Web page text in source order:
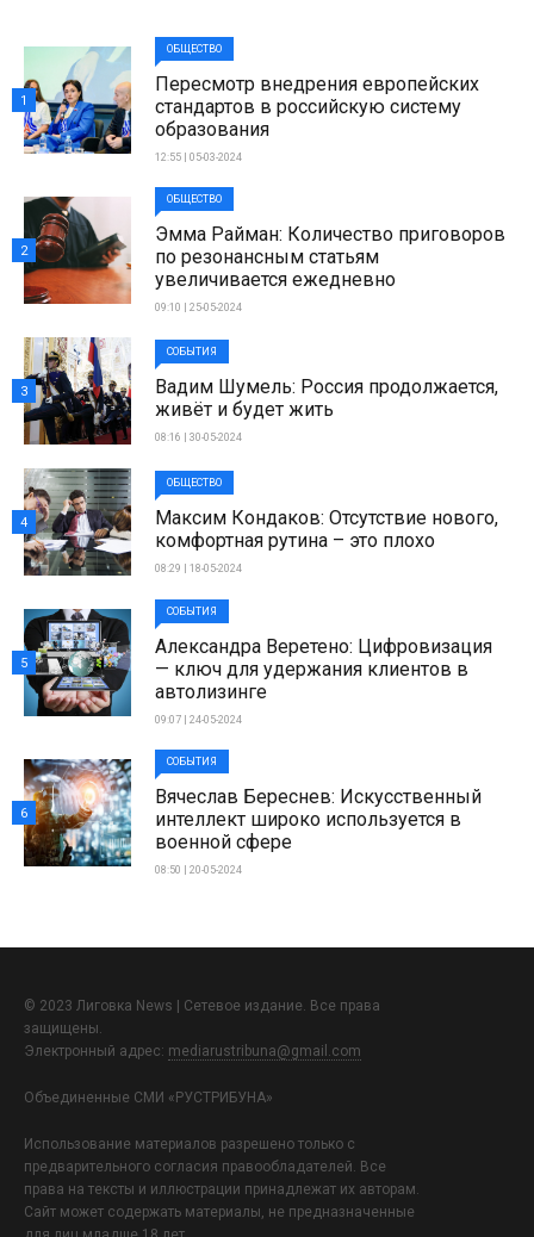
ОБЩЕСТВО
Пересмотр внедрения европейских
стандартов в российскую систему
образования
12:55 | 05-03-2024
1
ОБЩЕСТВО
Эмма Райман: Количество приговоров
по резонансным статьям
увеличивается ежедневно
09:10 | 25-05-2024
2
СОБЫТИЯ
Вадим Шумель: Россия продолжается,
живёт и будет жить
08:16 | 30-05-2024
3
ОБЩЕСТВО
Максим Кондаков: Отсутствие нового,
комфортная рутина – это плохо
08:29 | 18-05-2024
4
СОБЫТИЯ
Александра Веретено: Цифровизация
— ключ для удержания клиентов в
автолизинге
09:07 | 24-05-2024
5
СОБЫТИЯ
Вячеслав Береснев: Искусственный
интеллект широко используется в
военной сфере
08:50 | 20-05-2024
6
© 2023 Лиговка News | Сетевое издание. Все права
защищены.
Электронный адрес: mediarustribuna@gmail.com
Объединенные СМИ «РУСТРИБУНА»
Использование материалов разрешено только с
предварительного согласия правообладателей. Все
права на тексты и иллюстрации принадлежат их авторам.
Сайт может содержать материалы, не предназначенные